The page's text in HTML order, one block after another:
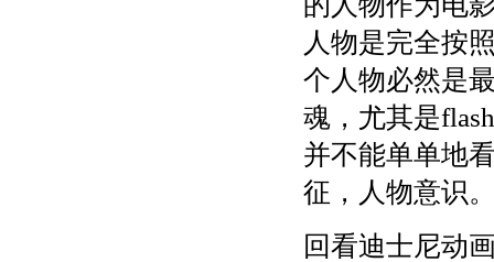
人物是完全按
个人物必然是
魂，尤其是
并不能单单地
征，人物意识
回看迪士尼动